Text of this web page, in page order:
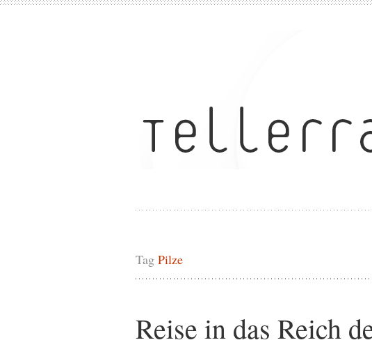
Tag Pilze
Reise in das Reich